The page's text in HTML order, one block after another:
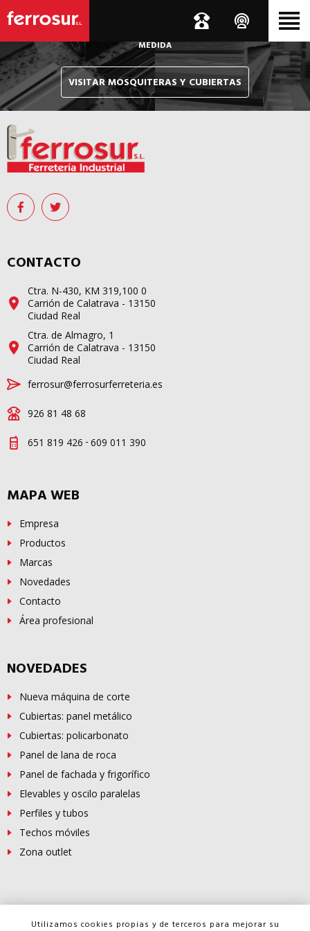
Le hacemos llegar, allí donde esté, y en tiempo récord,
sus pedidos de mosquiteras y sistemas de cubiertas confeccionados A
MEDIDA
VISITAR MOSQUITERAS Y CUBIERTAS
CONTACTO
Ctra. N-430, KM 319,100 0
Carrión de Calatrava - 13150
Ciudad Real
Ctra. de Almagro, 1
Carrión de Calatrava - 13150
Ciudad Real
ferrosur@ferrosurferreteria.es
926 81 48 68
651 819 426 - 609 011 390
MAPA WEB
Empresa
Productos
Marcas
Novedades
Contacto
Área profesional
NOVEDADES
Nueva máquina de corte
Cubiertas: panel metálico
Cubiertas: policarbonato
Panel de lana de roca
Panel de fachada y frigorífico
Elevables y oscilo paralelas
Perfiles y tubos
Techos móviles
Zona outlet
© Copyright - FERROSUR2026
Utilizamos cookies propias y de terceros para mejorar su